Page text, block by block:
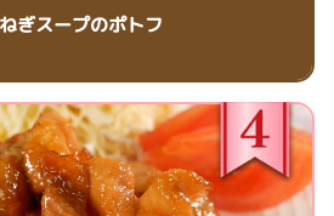
ぎスープのポトフ